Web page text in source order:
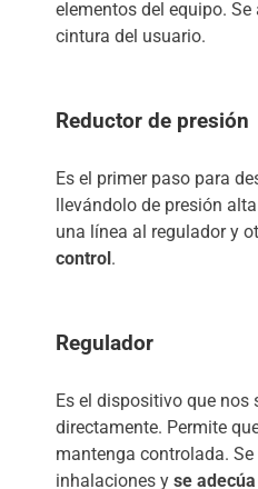
elementos del equipo.
cintura del usuario.
Reductor de presión
Es el primer paso para
llevándolo de presión
una línea al regulador y
control.
Regulador
Es el dispositivo que nos
directamente. Permite
mantenga controlada.
inhalaciones y se